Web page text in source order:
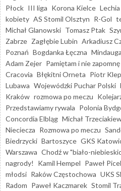
Płock III liga Korona Kielce
kobiety AS Stomil Olsztyn R-Gol
Michał Glanowski Tomasz Ptak
Zabrze Zagłębie Lubin Arkadiusz
Poznań Bogdanka Łęczna
Adam Zejer Pamiętam i nie zapomnę
Cracovia Błękitni Orneta Piotr
Lubawa Wojewódzki Puchar Polski
Kraków rozmowa po meczu
Przedstawiamy rywala Polonia
Concordia Elbląg Michał
Nieciecza Rozmowa po meczu
Biedrzycki Bartoszyce GKS
Warszawa Chodź w "biało-
nagrody!
Kamil Hempel Paweł
młodsi Raków Częstochowa UKS
Radom Paweł Kaczmarek Stomil